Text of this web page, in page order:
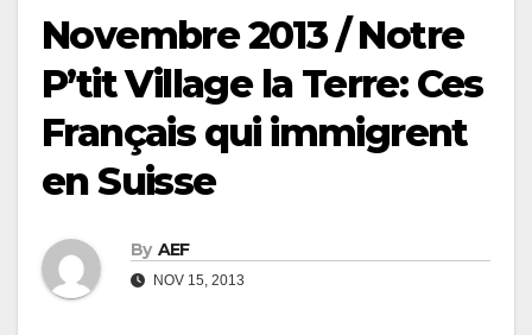
Novembre 2013 / Notre
P’tit Village la Terre: Ces
Français qui immigrent
en Suisse
By AEF
NOV 15, 2013